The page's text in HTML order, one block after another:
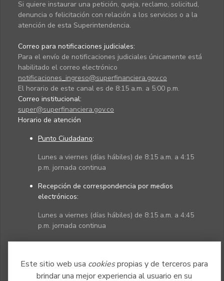
Este sitio web usa cookiespropias y de terceros para
brindar una mejor experiencia al usuario en su
Si quiere instaurar una petición, queja, reclamo, solicitud,
denuncia o felicitación con relación a los servicios o a la
atención de esta Superintendencia.
Correo para notificaciones judiciales:
Para el envío de notificaciones judiciales únicamente está
habilitado el correo electrónico
notificaciones_ingreso@superfinanciera.gov.co
El horario de este canal es de 8:15 a.m. a 5:00 p.m.
Correo institucional:
super@superfinanciera.gov.co
Horario de atención
Punto Ciudadano:
Lunes a viernes (días hábiles) de 8:15 a.m. a 4:15
p.m. jornada continua
Recepción de correspondencia por medios
electrónicos:
Lunes a viernes (días hábiles) de 8:15 a.m. a 4:45
p.m. jornada continua